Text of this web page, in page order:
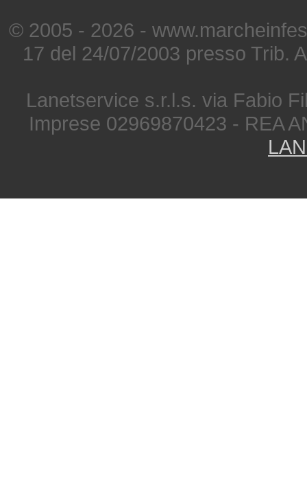
© 2005 - 2026 -
17 del 24/07/2003 presso Trib.
Lanetservice s.r.l.s. via Fabio
Imprese 02969870423 - REA